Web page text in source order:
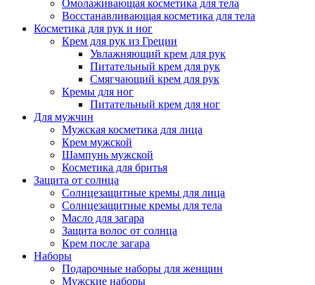
Омолаживающая косметика для тела
Восстанавливающая косметика для тела
Косметика для рук и ног
Крем для рук из Греции
Увлажняющий крем для рук
Питательный крем для рук
Смягчающий крем для рук
Кремы для ног
Питательный крем для ног
Для мужчин
Мужская косметика для лица
Крем мужской
Шампунь мужской
Косметика для бритья
Защита от солнца
Солнцезащитные кремы для лица
Солнцезащитные кремы для тела
Масло для загара
Защита волос от солнца
Крем после загара
Наборы
Подарочные наборы для женщин
Мужские наборы